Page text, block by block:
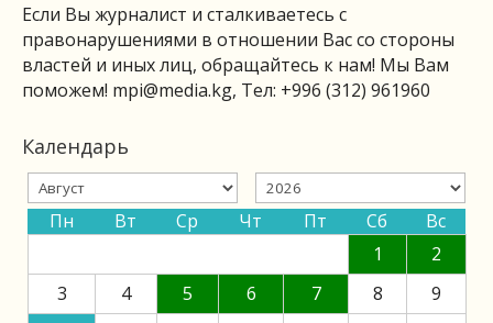
Если Вы журналист и сталкиваетесь с
правонарушениями в отношении Вас со стороны
властей и иных лиц, обращайтесь к нам! Мы Вам
поможем! mpi@media.kg, Тел: +996 (312) 961960
Календарь
Пн Вт Ср Чт Пт Сб
Вс
1
2
3
4 5 6 7 8
9